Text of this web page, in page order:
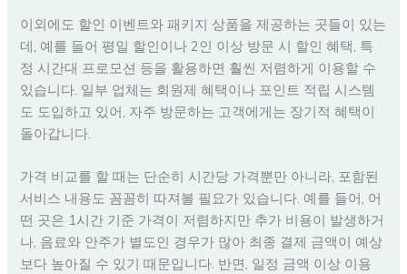
이외에도 할인 이벤트와 패키지 상품을 제공하는 곳들이 있는
데, 예를 들어 평일 할인이나 2인 이상 방문 시 할인 혜택, 특
정 시간대 프로모션 등을 활용하면 훨씬 저렴하게 이용할 수
있습니다. 일부 업체는 회원제 혜택이나 포인트 적립 시스템
도 도입하고 있어, 자주 방문하는 고객에게는 장기적 혜택이
돌아갑니다.
가격 비교를 할 때는 단순히 시간당 가격뿐만 아니라, 포함된
서비스 내용도 꼼꼼히 따져볼 필요가 있습니다. 예를 들어, 어
떤 곳은 1시간 기준 가격이 저렴하지만 추가 비용이 발생하거
나, 음료와 안주가 별도인 경우가 많아 최종 결제 금액이 예상
보다 높아질 수 있기 때문입니다. 반면, 일정 금액 이상 이용